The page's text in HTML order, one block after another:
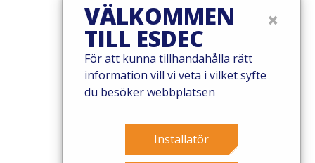
© 2026 Esdec. Alla rättigheter förbehållna
Patent
Villkor
Garantivillkor
Governance
Cookies
×
VÄLKOMMEN
TILL ESDEC
För att kunna tillhandahålla rätt
information vill vi veta i vilket syfte
du besöker webbplatsen
Installatör